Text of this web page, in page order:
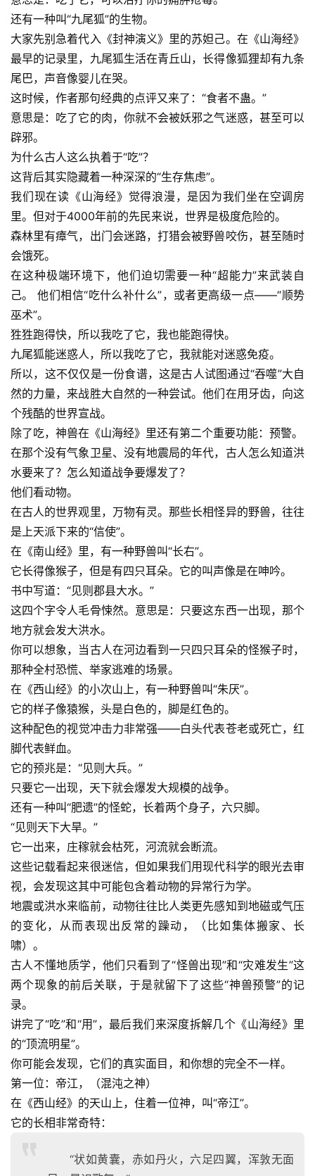
登录 注册
还有一种叫“九尾狐”的生物。
大家先别急着代入《封神演义》里的苏妲己。在《山海经》
最早的记录里，九尾狐生活在青丘山，长得像狐狸却有九条
尾巴，声音像婴儿在哭。
这时候，作者那句经典的点评又来了：“食者不蛊。”
意思是：吃了它的肉，你就不会被妖邪之气迷惑，甚至可以
辟邪。
为什么古人这么执着于“吃”？
这背后其实隐藏着一种深深的“生存焦虑”。
我们现在读《山海经》觉得浪漫，是因为我们坐在空调房
里。但对于4000年前的先民来说，世界是极度危险的。
森林里有瘴气，出门会迷路，打猎会被野兽咬伤，甚至随时
会饿死。
在这种极端环境下，他们迫切需要一种“超能力”来武装自
己。 他们相信“吃什么补什么”，或者更高级一点——“顺势
巫术”。
狌狌跑得快，所以我吃了它，我也能跑得快。
九尾狐能迷惑人，所以我吃了它，我就能对迷惑免疫。
所以，这不仅仅是一份食谱，这是古人试图通过“吞噬”大自
然的力量，来战胜大自然的一种尝试。他们在用牙齿，向这
个残酷的世界宣战。
除了吃，神兽在《山海经》里还有第二个重要功能：预警。
在那个没有气象卫星、没有地震局的年代，古人怎么知道洪
水要来了？怎么知道战争要爆发了？
他们看动物。
在古人的世界观里，万物有灵。那些长相怪异的野兽，往往
是上天派下来的“信使”。
在《南山经》里，有一种野兽叫“长右”。
它长得像猴子，但是有四只耳朵。它的叫声像是在呻吟。
书中写道：“见则郡县大水。”
这四个字令人毛骨悚然。意思是：只要这东西一出现，那个
地方就会发大洪水。
你可以想象，当古人在河边看到一只四只耳朵的怪猴子时，
那种全村恐慌、举家逃难的场景。
在《西山经》的小次山上，有一种野兽叫“朱厌”。
它的样子像猿猴，头是白色的，脚是红色的。
这种配色的视觉冲击力非常强——白头代表苍老或死亡，红
脚代表鲜血。
它的预兆是：“见则大兵。”
只要它一出现，天下就会爆发大规模的战争。
还有一种叫“肥遗”的怪蛇，长着两个身子，六只脚。
“见则天下大旱。”
它一出来，庄稼就会枯死，河流就会断流。
这些记载看起来很迷信，但如果我们用现代科学的眼光去审
视，会发现这其中可能包含着动物的异常行为学。
地震或洪水来临前，动物往往比人类更先感知到地磁或气压
的变化，从而表现出反常的躁动，（比如集体搬家、长
啸）。
古人不懂地质学，他们只看到了“怪兽出现”和“灾难发生”这
两个现象的前后关联，于是就留下了这些“神兽预警”的记
录。
讲完了“吃”和“用”，最后我们来深度拆解几个《山海经》里
的“顶流明星”。
你可能会发现，它们的真实面目，和你想的完全不一样。
第一位：帝江，（混沌之神）
在《西山经》的天山上，住着一位神，叫“帝江”。
它的长相非常奇特：
“状如黄囊，赤如丹火，六足四翼，浑敦无面